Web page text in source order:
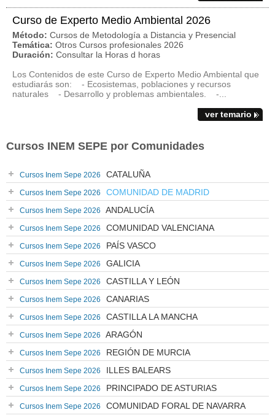
Curso de Experto Medio Ambiental 2026
Método: Cursos de Metodología a Distancia y Presencial
Temática: Otros Cursos profesionales 2026
Duración: Consultar la Horas d horas
Los Contenidos de este Curso de Experto Medio Ambiental que
estudiarás son: - Ecosistemas, poblaciones y recursos
naturales - Desarrollo y problemas ambientales. -...
ver temario
Cursos INEM SEPE por Comunidades
Cursos Inem Sepe 2026 CATALUÑA
Cursos Inem Sepe 2026 COMUNIDAD DE MADRID
Cursos Inem Sepe 2026 ANDALUCÍA
Cursos Inem Sepe 2026 COMUNIDAD VALENCIANA
Cursos Inem Sepe 2026 PAÍS VASCO
Cursos Inem Sepe 2026 GALICIA
Cursos Inem Sepe 2026 CASTILLA Y LEÓN
Cursos Inem Sepe 2026 CANARIAS
Cursos Inem Sepe 2026 CASTILLA LA MANCHA
Cursos Inem Sepe 2026 ARAGÓN
Cursos Inem Sepe 2026 REGIÓN DE MURCIA
Cursos Inem Sepe 2026 ILLES BALEARS
Cursos Inem Sepe 2026 PRINCIPADO DE ASTURIAS
Cursos Inem Sepe 2026 COMUNIDAD FORAL DE NAVARRA